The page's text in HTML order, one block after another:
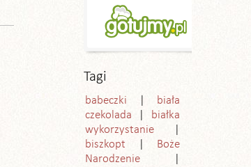
Tagi
babeczki
biała
czekolada
białka
wykorzystanie
biszkopt
Boże
Narodzenie